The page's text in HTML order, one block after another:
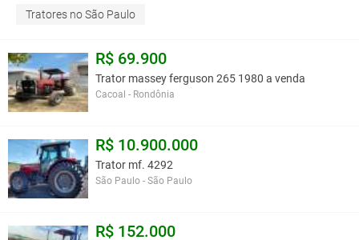
Tratores no São Paulo
R$ 69.900
Trator massey ferguson 265 1980 a venda
Cacoal - Rondônia
R$ 10.900.000
Trator mf. 4292
São Paulo - São Paulo
R$ 152.000